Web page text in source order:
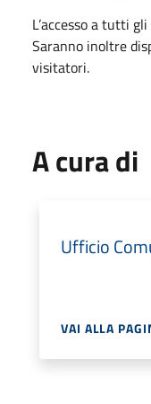
L’accesso a tutti
Saranno inoltre
visitatori.
A cura di
Ufficio
VAI ALLA